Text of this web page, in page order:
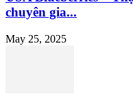
chuyên gia...
May 25, 2025